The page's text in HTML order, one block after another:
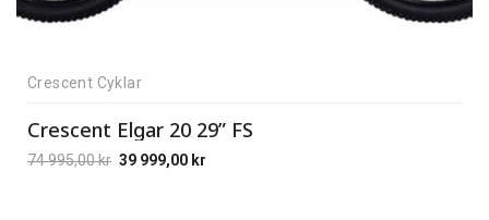
Crescent Cyklar
Crescent Elgar 20 29” FS
74 995,00kr 39 999,00 kr